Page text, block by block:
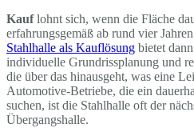
Kauflohnt sich, wenn die Fläche
erfahrungsgemäß ab rund vier
Stahlhalle als Kauflösung bietet
individuelle Grundrissplanung und
die über das hinausgeht, was eine
Automotive-Betriebe, die ein
suchen, ist die Stahlhalle oft der
Übergangshalle.